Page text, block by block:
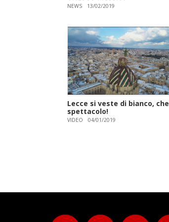
NEWS 13/02/2019
Lecce si veste di bianco, che
spettacolo!
VIDEO 04/01/2019